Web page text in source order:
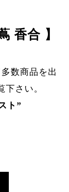
香合 】
数商品を出
さい。
ト”